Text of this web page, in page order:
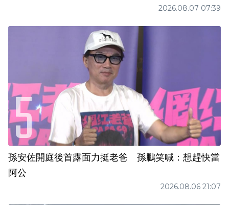
2026.08.07 07:39
孫安佐開庭後首露面力挺老爸 孫鵬笑喊：想趕快當
阿公
2026.08.06 21:07